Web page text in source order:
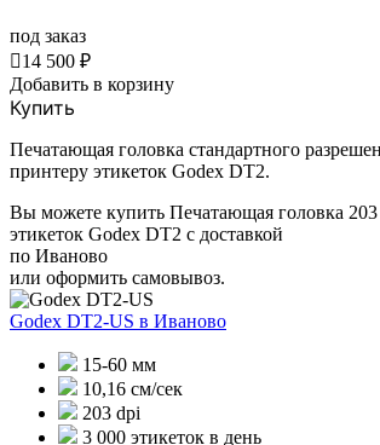
под заказ
14 500 ₽
Добавить в корзину
Купить
Печатающая головка стандартного
принтеру этикеток Godex DT2.
Вы можете купить Печатающая головка
этикеток Godex DT2 с доставкой
по Иваново
или оформить самовывоз.
Godex DT2-US в Иваново
15-60 мм
10,16 см/сек
203 dpi
3 000 этикеток в день